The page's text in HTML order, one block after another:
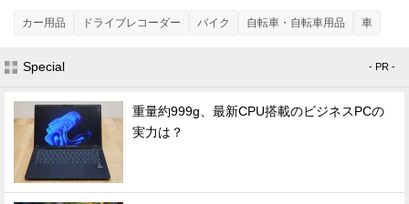
カー用品 ドライブレコーダー バイク 自転車・自転車用品 車
Special - PR -
重量約999g、最新CPU搭載のビジネスPCの
実力は？